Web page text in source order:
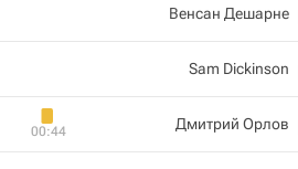
Венсан Дешарне
Sam Dickinson
Дмитрий Орлов
00:44